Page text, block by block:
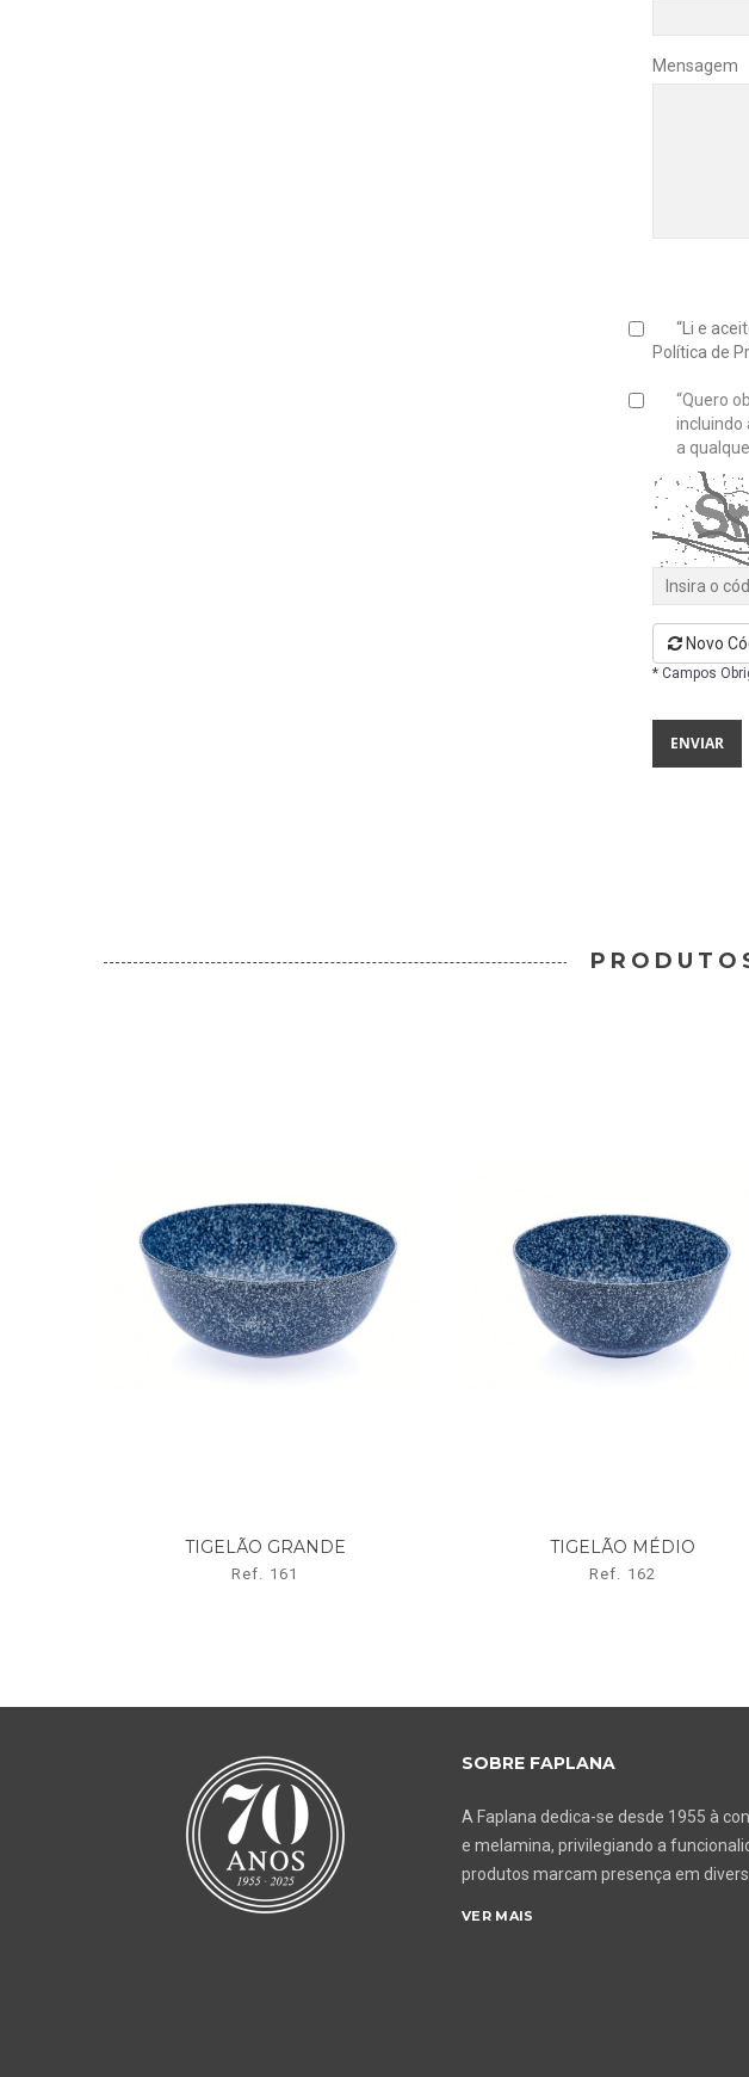
Mensagem
“Li e
Política de
“Quero
incluindo
a
Novo
* Campos
TIGELÃO GRANDE
Ref. 161
TIGELÃO MÉDIO
Ref. 162
SOBRE FAPLANA
A Faplana dedica-se desde 1955 à
e melamina, privilegiando a
produtos marcam presença em
VER MAIS